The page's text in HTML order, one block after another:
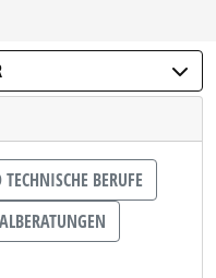
BERUFE